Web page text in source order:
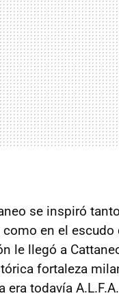
se inspiró
en el escudo
le llegó a
fortaleza
todavía A.L.F.A.